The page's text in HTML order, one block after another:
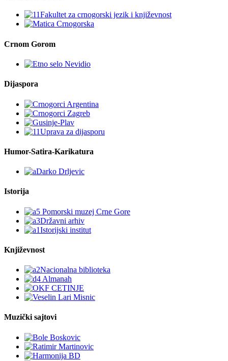
Crnom Gorom
Dijaspora
Humor-Satira-Karikatura
Istorija
Književnost
Muzički sajtovi